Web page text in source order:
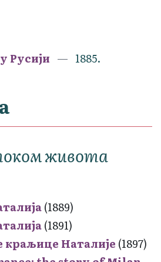
Русији 1885.
живота
(1889)
(1891)
краљице Наталије (1897)